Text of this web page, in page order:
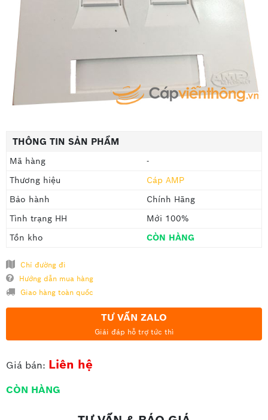
THÔNG TIN SẢN PHẨM
Mã hàng
-
Thương hiệu
Cáp AMP
Bảo hành
Chính Hãng
Tình trạng HH
Mới 100%
Tồn kho
CÒN HÀNG
Chỉ đường đi
Hướng dẫn mua hàng
Giao hàng toàn quốc
TƯ VẤN ZALO
Giải đáp hỗ trợ tức thì
Giá bán: Liên hệ
CÒN HÀNG